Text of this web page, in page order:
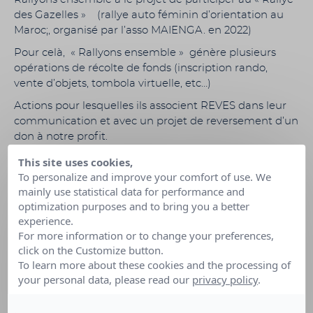
des Gazelles » (rallye auto féminin d’orientation au
Maroc;, organisé par l’asso MAIENGA. en 2022)
Pour celà, « Rallyons ensemble » génère plusieurs
opérations de récolte de fonds (inscription rando,
vente d’objets, tombola virtuelle, etc…)
Actions pour lesquelles ils associent REVES dans leur
communication et avec un projet de reversement d’un
don à notre profit.
Cette action solidaire a été annulée
Date :01 Jan 2001 au 31 Juil 2022
This site uses cookies,
To personalize and improve your comfort of use. We
mainly use statistical data for performance and
optimization purposes and to bring you a better
experience.
For more information or to change your preferences,
click on the Customize button.
To learn more about these cookies and the processing of
your personal data, please read our privacy policy.